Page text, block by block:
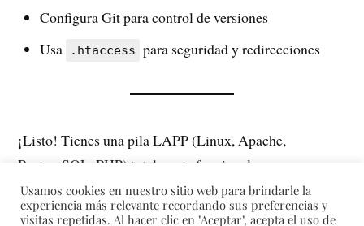
Configura Git para control de versiones
Usa
.htaccess para seguridad y redirecciones
¡Listo! Tienes una pila LAPP (Linux, Apache,
PostgreSQL, PHP) totalmente funcional con
CodeIgniter 4.
Usamos cookies en nuestro sitio web para brindarle la
experiencia más relevante recordando sus preferencias y
visitas repetidas. Al hacer clic en "Aceptar", acepta el uso de